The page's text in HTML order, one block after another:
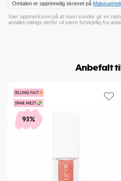
Omtalen er opprinnelig skrevet på
Vær oppmerksom på at noen kunder gir en
antallet ratings derfor vil være forskjellig fra
Anbefalt
93%